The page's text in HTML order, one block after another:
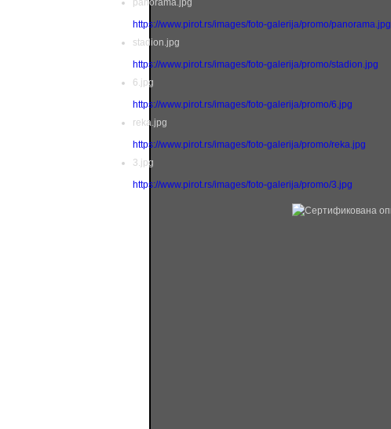
panorama.jpg
https://www.pirot.rs/images/foto-galerija/promo/panorama.jpg
stadion.jpg
https://www.pirot.rs/images/foto-galerija/promo/stadion.jpg
6.jpg
https://www.pirot.rs/images/foto-galerija/promo/6.jpg
reka.jpg
https://www.pirot.rs/images/foto-galerija/promo/reka.jpg
3.jpg
https://www.pirot.rs/images/foto-galerija/promo/3.jpg